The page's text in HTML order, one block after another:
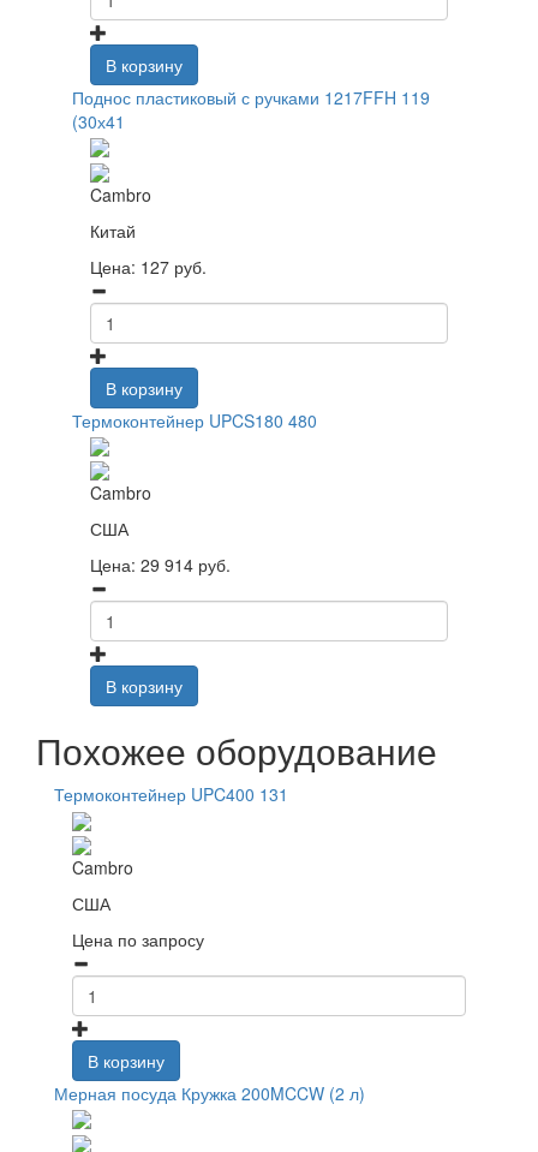
В корзину
Поднос пластиковый с ручками 1217FFH 119
(30х41
Cambro
Китай
Цена: 127 руб.
В корзину
Термоконтейнер UPCS180 480
Cambro
США
Цена: 29 914 руб.
В корзину
Похожее оборудование
Термоконтейнер UPC400 131
Cambro
США
Цена по запросу
В корзину
Мерная посуда Кружка 200MCCW (2 л)